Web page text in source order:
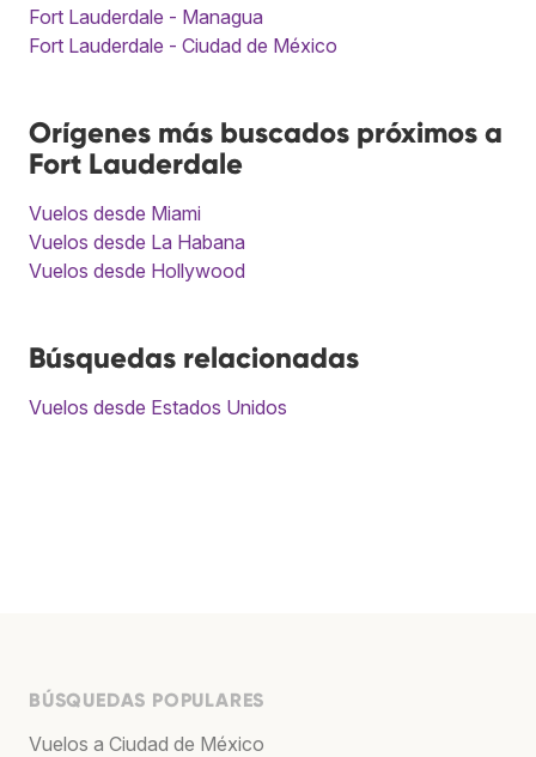
Fort Lauderdale - Managua
Fort Lauderdale - Ciudad de México
Orígenes más buscados próximos a
Fort Lauderdale
Vuelos desde Miami
Vuelos desde La Habana
Vuelos desde Hollywood
Búsquedas relacionadas
Vuelos desde Estados Unidos
BÚSQUEDAS POPULARES
Vuelos a Ciudad de México